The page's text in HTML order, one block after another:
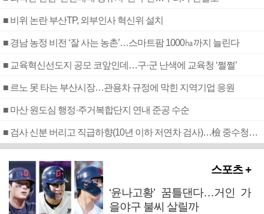
■ 비위 논란 부산TP, 외부인사 혁신위 설치
■ 경남 농정 비전 ‘잘 사는 농촌’…스마트팜 1000㏊까지 늘린다
■ 교육혁신선도지 공모 코앞인데…구·군 난색에 교육청 ‘쩔쩔’
■ 르노 못 타는 부산시장…관용차 규정에 막힌 지역기업 응원
■ 마산 원도심 행정·주거복합단지 연내 준공 수순
■ 검사 신분 버리고 직급하향(10년 이하 저연차 검사)…檢 중수청행 기피
스포츠 +
‘윤나고황’ 꿈틀댄다…거인 가
을야구 불씨 살릴까